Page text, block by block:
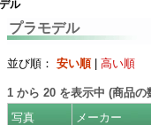
ル
プラモデル
並び順： 安い順| 高い順
1 から 20 を表示中 (商品
写真
メーカー